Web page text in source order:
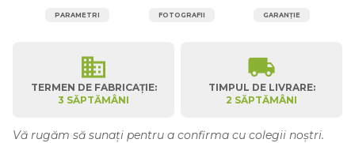
PARAMETRI FOTOGRAFII GARANȚIE
Vă rugăm să sunați pentru a confirma cu colegii noștri.
business
TERMEN DE FABRICAȚIE:
3 SĂPTĂMÂNI
local_shipping
TIMPUL DE LIVRARE:
2 SĂPTĂMÂNI